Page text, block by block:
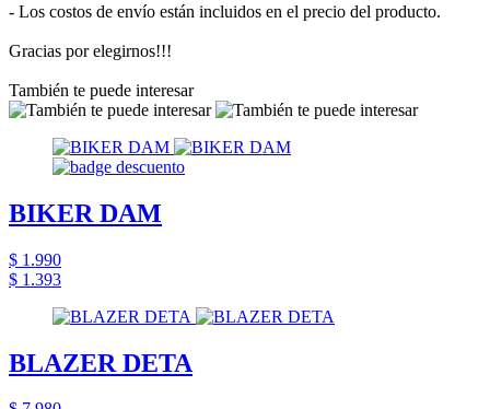
- Los costos de envío están incluidos en el precio del producto.
Gracias por elegirnos!!!
También te puede interesar
BIKER DAM
$ 1.990
$ 1.393
BLAZER DETA